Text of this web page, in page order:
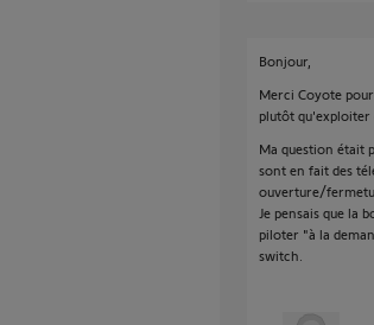
Bonjour,
Merci Coyote
plutôt qu'exploiter
Ma question était
sont en fait des
ouverture/
Je pensais que la
piloter "à la
switch.